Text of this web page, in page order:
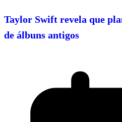
Taylor Swift revela que
de álbuns antigos